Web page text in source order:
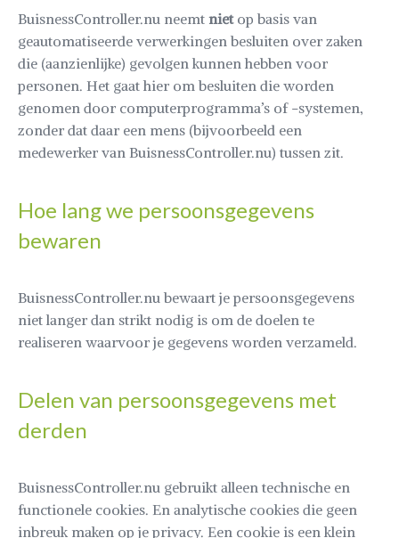
BuisnessController.nu neemt nietop basis van
geautomatiseerde verwerkingen besluiten over zaken
die (aanzienlijke) gevolgen kunnen hebben voor
personen. Het gaat hier om besluiten die worden
genomen door computerprogramma’s of -systemen,
zonder dat daar een mens (bijvoorbeeld een
medewerker van BuisnessController.nu) tussen zit.
Hoe lang we persoonsgegevens
bewaren
BuisnessController.nu bewaart je persoonsgegevens
niet langer dan strikt nodig is om de doelen te
realiseren waarvoor je gegevens worden verzameld.
Delen van persoonsgegevens met
derden
BuisnessController.nu gebruikt alleen technische en
functionele cookies. En analytische cookies die geen
inbreuk maken op je privacy. Een cookie is een klein